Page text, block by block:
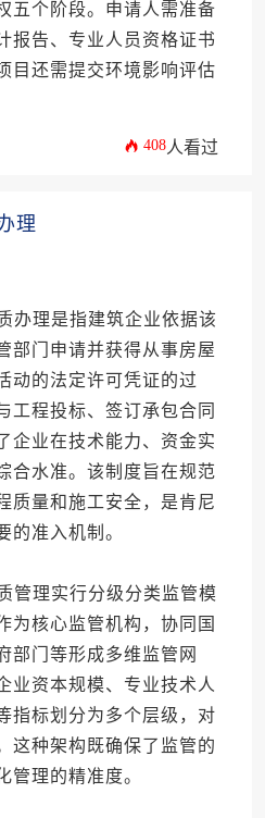
五个阶段。申请人需准备
报告、专业人员资格证书
目还需提交环境影响评估
408人看过
理
理是指建筑企业依据该
部门申请并获得从事房屋
动的法定许可凭证的过
工程投标、签订承包合同
企业在技术能力、资金实
合水准。该制度旨在规范
质量和施工安全，是肯尼
的准入机制。
理实行分级分类监管模
为核心监管机构，协同国
部门等形成多维监管网
业资本规模、专业技术人
指标划分为多个层级，对
这种架构既确保了监管的
管理的精准度。